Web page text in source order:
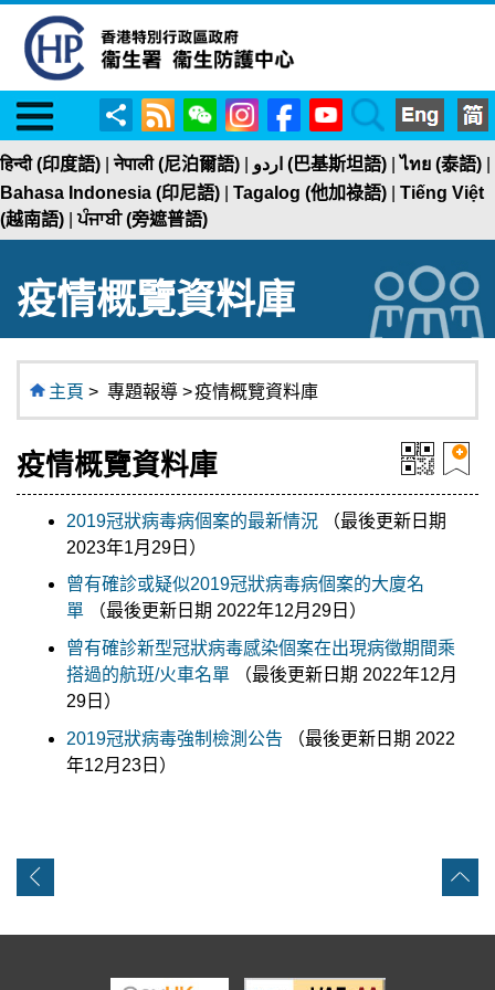
Menu
分
享
RSS WeChatInstagramFacebookYouTubeSearch
हिन्दी (印度語) |नेपाली (尼泊爾語) اردو (巴基斯坦語) |ไทย (泰語)
Bahasa Indonesia (印尼語)
Tagalog (他加祿語)
Tiếng Việt
(越南語) |ਪੰਜਾਬੀ (旁遮普語)
疫情概覽資料庫
主頁 > 專題報導 >疫情概覽資料庫
疫情概覽資料庫
2019冠狀病毒病個案的最新情況（最後更新日期
2023年1月29日）
曾有確診或疑似2019冠狀病毒病個案的大廈名
單（最後更新日期 2022年12月29日）
曾有確診新型冠狀病毒感染個案在出現病徵期間乘
搭過的航班/火車名單（最後更新日期 2022年12月
29日）
2019冠狀病毒強制檢測公告 （最後更新日期 2022
年12月23日）